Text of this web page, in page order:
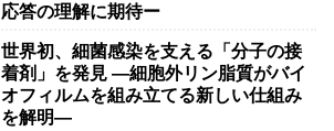
応答の理解に期待ー
世界初、細菌感染を支える「分子の接
着剤」を発見 ―細胞外リン脂質がバイ
オフィルムを組み立てる新しい仕組み
を解明―